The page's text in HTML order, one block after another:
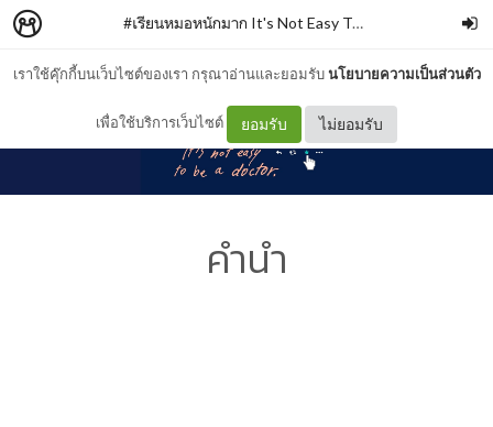
เราใช้คุ๊กกี้บนเว็บไซต์ของเรา กรุณาอ่านและยอมรับนโยบายความเป็นส่วนตัว
เพื่อใช้บริการเว็บไซต์ ยอมรับ ไม่ยอมรับ
#เรียนหมอหนักมาก It's Not Easy To Be A Doctor –
คำนำ